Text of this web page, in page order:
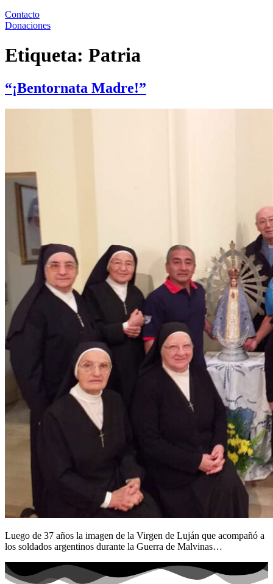
Contacto
Donaciones
Etiqueta: Patria
“¡Bentornata Madre!”
Luego de 37 años la imagen de la Virgen de Luján que acompañó a
los soldados argentinos durante la Guerra de Malvinas…